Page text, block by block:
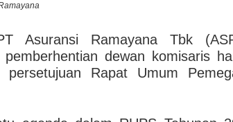
Asuransi Ramayana Tbk
dewan komisaris
Rapat Umum